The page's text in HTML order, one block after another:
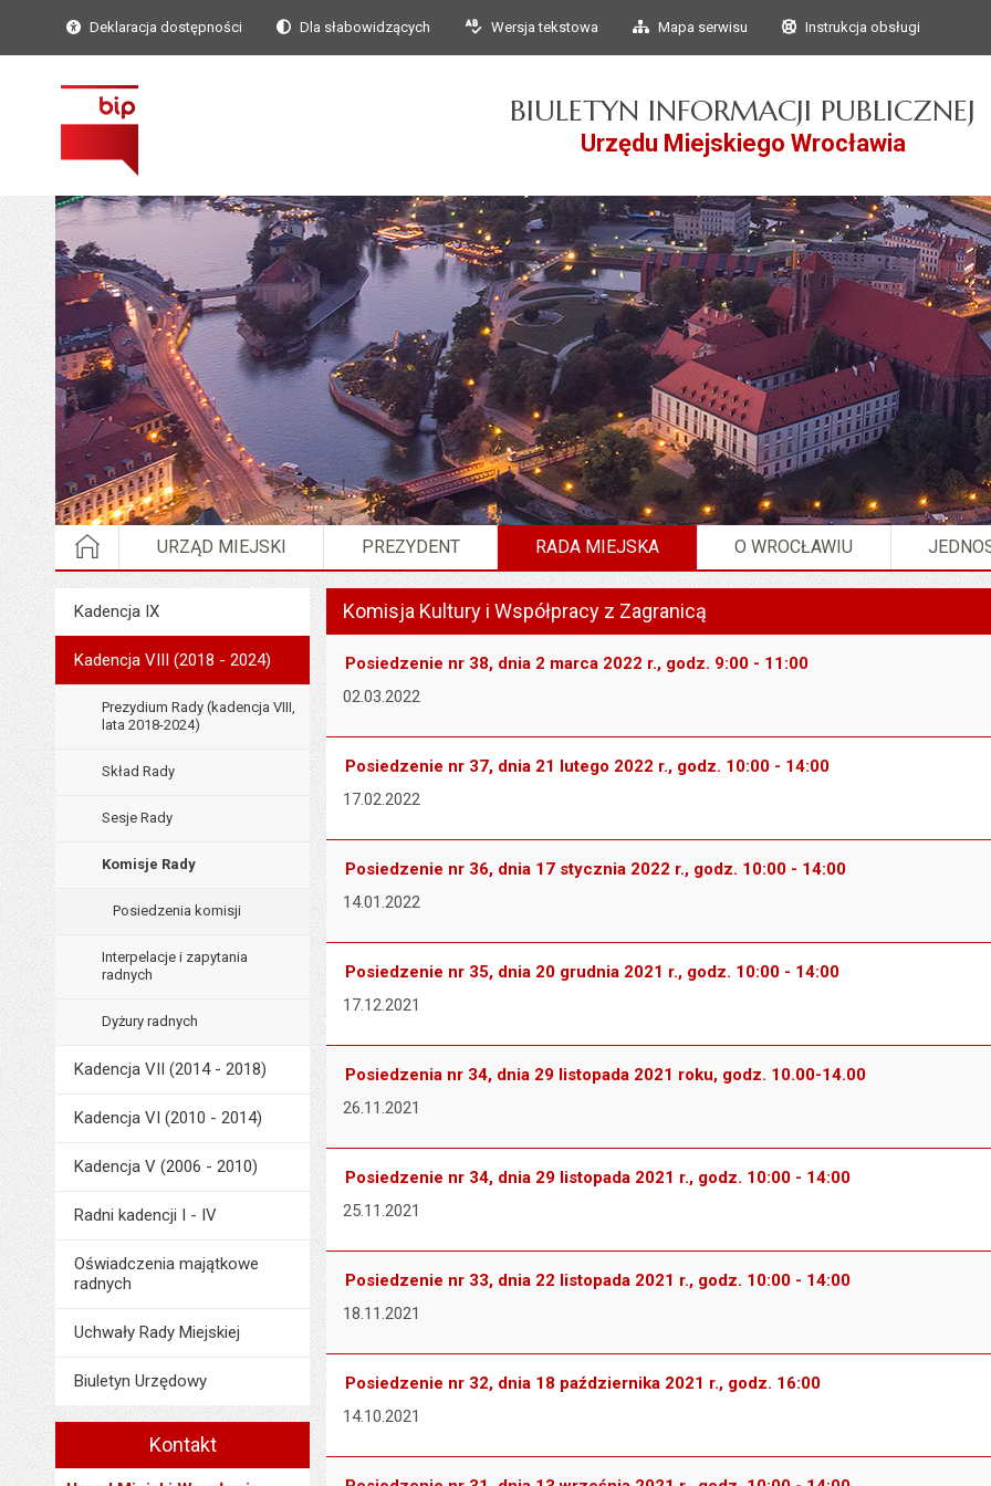
Przejdź do głównego
Przejdź do treści
Deklaracja dostępności Dla słabowidzących Wersja tekstowa Mapa serwisu Instrukcja obsługi
BIULETYN INFORMACJI PUBLICZNEJ
Urzędu Miejskiego Wrocławia
STRONA GŁÓWNA
URZĄD MIEJSKI PREZYDENT RADA MIEJSKA O WROCŁAWIU
MenuRada Miejska
Kadencja IX
Kadencja VIII (2018 - 2024)
Prezydium Rady (kadencja VIII,
lata 2018-2024)
Skład Rady
Sesje Rady
Komisje Rady
Posiedzenia komisji
Interpelacje i zapytania
radnych
Dyżury radnych
Kadencja VII (2014 - 2018)
Kadencja VI (2010 - 2014)
Kadencja V (2006 - 2010)
Radni kadencji I - IV
Oświadczenia majątkowe
radnych
Uchwały Rady Miejskiej
Biuletyn Urzędowy
Kontakt
Komisja Kultury i Współpracy z Zagranicą
Posiedzenie nr 38, dnia 2 marca 2022 r., godz. 9:00 - 11:00
02.03.2022
Posiedzenie nr 37, dnia 21 lutego 2022 r., godz. 10:00 - 14:00
17.02.2022
Posiedzenie nr 36, dnia 17 stycznia 2022 r., godz. 10:00 - 14:00
14.01.2022
Posiedzenie nr 35, dnia 20 grudnia 2021 r., godz. 10:00 - 14:00
17.12.2021
Posiedzenia nr 34, dnia 29 listopada 2021 roku, godz. 10.00-14.00
26.11.2021
Posiedzenie nr 34, dnia 29 listopada 2021 r., godz. 10:00 - 14:00
25.11.2021
Posiedzenie nr 33, dnia 22 listopada 2021 r., godz. 10:00 - 14:00
18.11.2021
Posiedzenie nr 32, dnia 18 października 2021 r., godz. 16:00
14.10.2021